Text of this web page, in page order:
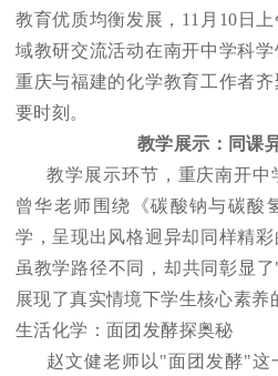
教育优质均衡发展，11月10日
域教研交流活动在南开中学科
重庆与福建的化学教育工作者
要时刻。
教学展示：同课
教学展示环节，重庆南开中
曾华老师围绕《碳酸钠与碳酸
学，呈现出风格迥异却同样精
虽教学路径不同，却共同彰显
展现了真实情境下学生核心素养
生活化学：面团发酵探奥秘
赵文健老师以"面团发酵"这